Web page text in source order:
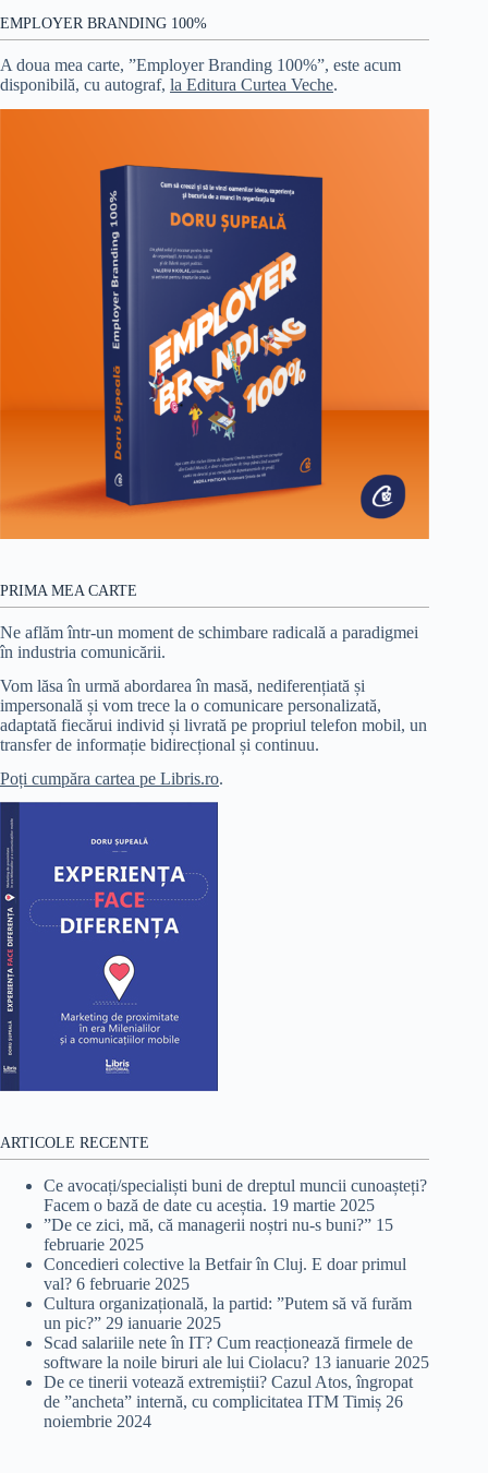
EMPLOYER BRANDING 100%
A doua mea carte, ”Employer Branding 100%”, este acum
disponibilă, cu autograf, la Editura Curtea Veche.
PRIMA MEA CARTE
Ne aflăm într-un moment de schimbare radicală a paradigmei
în industria comunicării.
Vom lăsa în urmă abordarea în masă, nediferențiată și
impersonală și vom trece la o comunicare personalizată,
adaptată fiecărui individ și livrată pe propriul telefon mobil, un
transfer de informație bidirecțional și continuu.
Poți cumpăra cartea pe Libris.ro.
ARTICOLE RECENTE
Ce avocați/specialiști buni de dreptul muncii cunoașteți?
Facem o bază de date cu aceștia. 19 martie 2025
”De ce zici, mă, că managerii noștri nu-s buni?” 15
februarie 2025
Concedieri colective la Betfair în Cluj. E doar primul
val? 6 februarie 2025
Cultura organizațională, la partid: ”Putem să vă furăm
un pic?” 29 ianuarie 2025
Scad salariile nete în IT? Cum reacționează firmele de
software la noile biruri ale lui Ciolacu? 13 ianuarie 2025
De ce tinerii votează extremiștii? Cazul Atos, îngropat
de ”ancheta” internă, cu complicitatea ITM Timiș 26
noiembrie 2024